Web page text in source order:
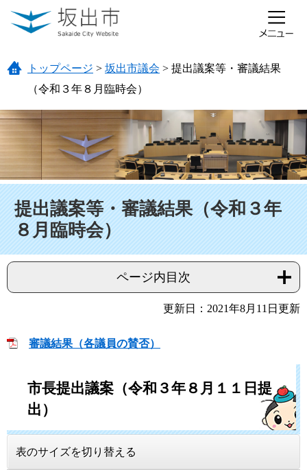
ページの先頭です。
メニューを飛ばして本文へ
トップページ > 坂出市議会 > 提出議案等・審議結果
（令和３年８月臨時会）
提出議案等・審議結果（令和３年
８月臨時会）
ページ内目次
更新日：2021年8月11日更新
審議結果（各議員の賛否）
市長提出議案（令和３年８月１１日提
出）
表のサイズを切り替える